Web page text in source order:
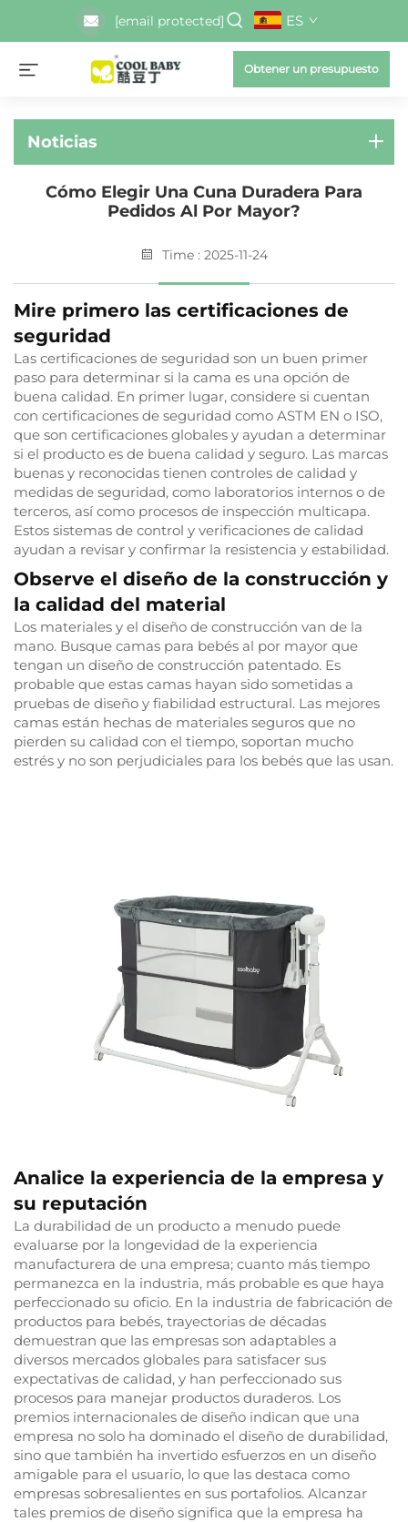
[email protected] ES
Obtener un presupuesto
Noticias
Cómo Elegir Una Cuna Duradera Para
Pedidos Al Por Mayor?
Time : 2025-11-24
Mire primero las certificaciones de
seguridad
Las certificaciones de seguridad son un buen primer
paso para determinar si la cama es una opción de
buena calidad. En primer lugar, considere si cuentan
con certificaciones de seguridad como ASTM EN o ISO,
que son certificaciones globales y ayudan a determinar
si el producto es de buena calidad y seguro. Las marcas
buenas y reconocidas tienen controles de calidad y
medidas de seguridad, como laboratorios internos o de
terceros, así como procesos de inspección multicapa.
Estos sistemas de control y verificaciones de calidad
ayudan a revisar y confirmar la resistencia y estabilidad.
Observe el diseño de la construcción y
la calidad del material
Los materiales y el diseño de construcción van de la
mano. Busque camas para bebés al por mayor que
tengan un diseño de construcción patentado. Es
probable que estas camas hayan sido sometidas a
pruebas de diseño y fiabilidad estructural. Las mejores
camas están hechas de materiales seguros que no
pierden su calidad con el tiempo, soportan mucho
estrés y no son perjudiciales para los bebés que las usan.
Analice la experiencia de la empresa y
su reputación
La durabilidad de un producto a menudo puede
evaluarse por la longevidad de la experiencia
manufacturera de una empresa; cuanto más tiempo
permanezca en la industria, más probable es que haya
perfeccionado su oficio. En la industria de fabricación de
productos para bebés, trayectorias de décadas
demuestran que las empresas son adaptables a
diversos mercados globales para satisfacer sus
expectativas de calidad, y han perfeccionado sus
procesos para manejar productos duraderos. Los
premios internacionales de diseño indican que una
empresa no solo ha dominado el diseño de durabilidad,
sino que también ha invertido esfuerzos en un diseño
amigable para el usuario, lo que las destaca como
empresas sobresalientes en sus portafolios. Alcanzar
tales premios de diseño significa que la empresa ha